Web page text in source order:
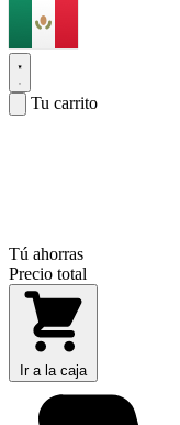
Tu carrito
Tú ahorras
Precio total
Ir a la caja